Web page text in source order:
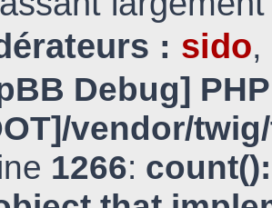
: sido,
Debug]
vendor/
1266: